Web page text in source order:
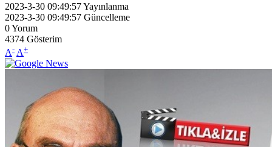
2023-3-30 09:49:57Yayınlanma
2023-3-30 09:49:57 Güncelleme
0Yorum
4374 Gösterim
A- A+